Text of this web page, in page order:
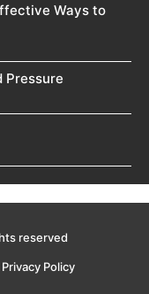
Ways to
Pressure
reserved
Privacy Policy